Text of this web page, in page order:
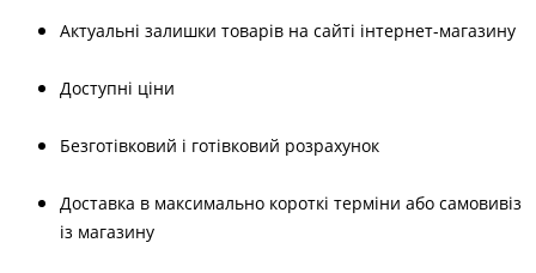
Актуальні залишки товарів на сайті інтернет-магазину
Доступні ціни
Безготівковий і готівковий розрахунок
Доставка в максимально короткі терміни або самовивіз
із магазину